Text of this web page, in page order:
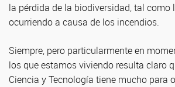
la pérdida de la biodiversidad, tal como
ocurriendo a causa de los incendios.
Siempre, pero particularmente en
los que estamos viviendo resulta claro
Ciencia y Tecnología tiene mucho para